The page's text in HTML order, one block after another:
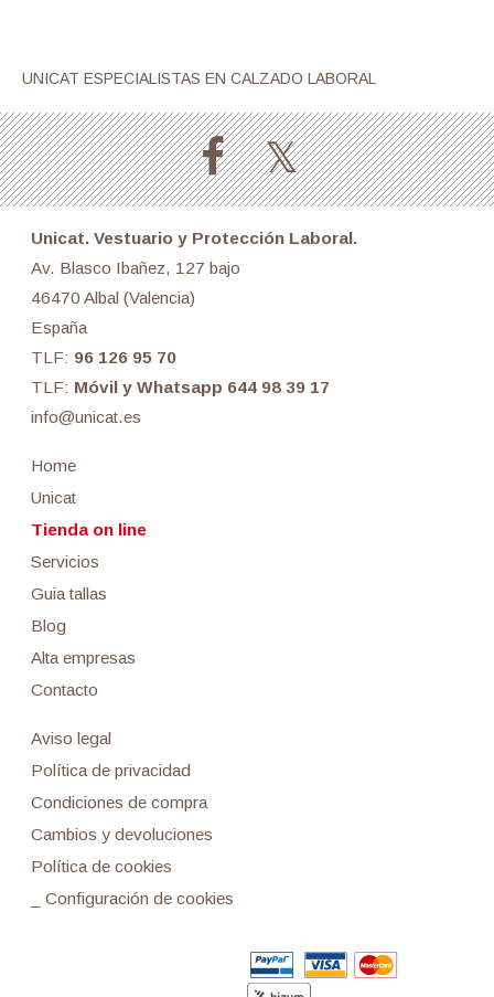
UNICAT ESPECIALISTAS EN CALZADO LABORAL
Unicat. Vestuario y Protección Laboral.
Av. Blasco Ibañez, 127 bajo
46470 Albal (Valencia)
España
TLF: 96 126 95 70
TLF: Móvil y Whatsapp 644 98 39 17
info@unicat.es
Home
Unicat
Tienda on line
Servicios
Guia tallas
Blog
Alta empresas
Contacto
Aviso legal
Política de privacidad
Condiciones de compra
Cambios y devoluciones
Política de cookies
_ Configuración de cookies